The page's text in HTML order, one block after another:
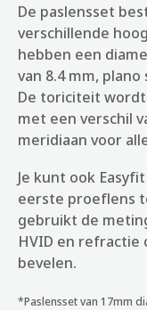
De paslensset
verschillende
hebben een
van 8.4 mm,
De toriciteit
met een verschil
meridiaan voor
Je kunt ook
eerste proeflens
gebruikt de
HVID en refractie
bevelen.
*Paslensset van 17mm